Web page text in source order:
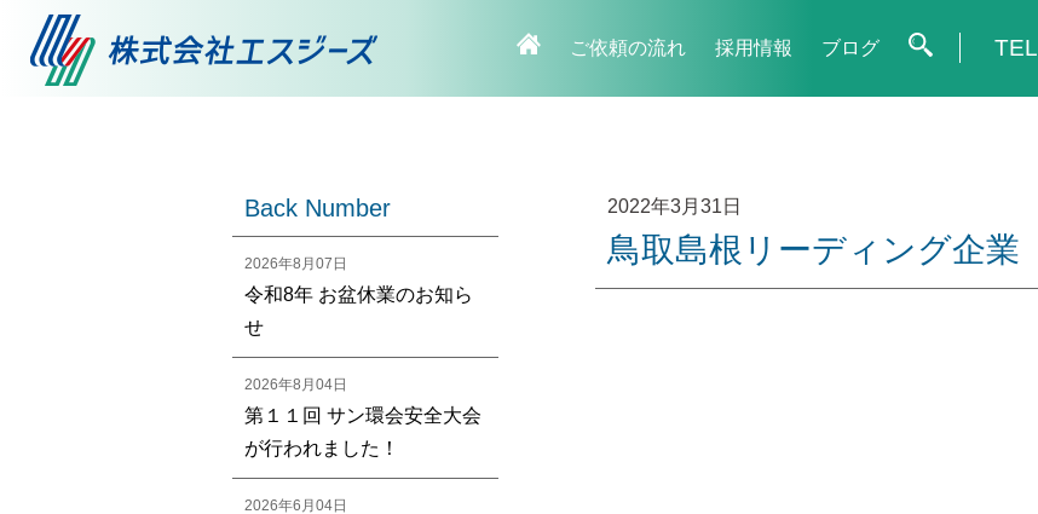
ご依頼の流れ 採用情報 ブログ TEL
Back Number
2026年8月07日
令和8年 お盆休業のお知ら
せ
2026年8月04日
第１１回 サン環会安全大会
が行われました！
2026年6月04日
2022年3月31日
鳥取島根リーディング企業